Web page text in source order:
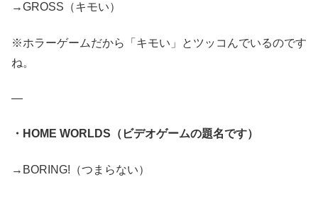
→GROSS（キモい）
※ホラーゲームだから「キモい」とツッコんでいるのです
ね。
—
・HOME WORLDS（ビデオゲームの題名です）
→BORING!（つまらない）